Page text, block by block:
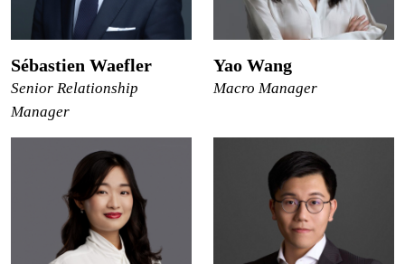
Sébastien Waefler
Senior Relationship
Manager
Yao Wang
Macro Manager